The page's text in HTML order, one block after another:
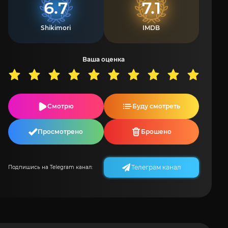
6.7
Shikimori
7.1
IMDB
Ваша оценка
Смотрю Буду смотреть
Просмотрено Брошено
Подпишись на Telegram канал: Телеграм канал